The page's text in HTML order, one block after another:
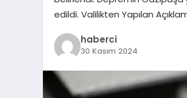
edildi. Valilikten Yapılan
haberci
30 Kasım 2024